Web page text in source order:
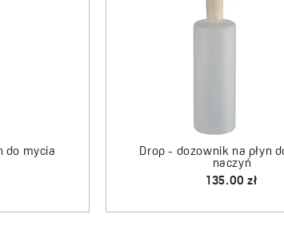
Drop - dozownik na płyn do mycia